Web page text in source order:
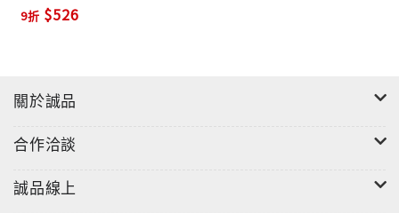
9折 $526
關於誠品
合作洽談
誠品線上